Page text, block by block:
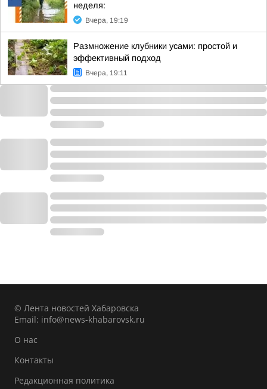
неделя:
Вчера, 19:19
Размножение клубники усами: простой и
эффективный подход
Вчера, 19:11
© Лента новостей Хабаровска
Email: info@news-khabarovsk.ru
О нас
Контакты
Редакционная политика